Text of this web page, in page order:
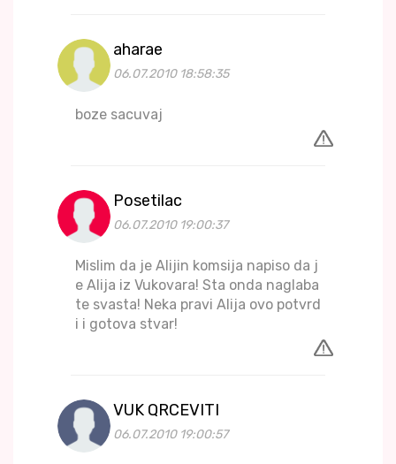
aharae
06.07.2010 18:58:35
boze sacuvaj
Posetilac
06.07.2010 19:00:37
Mislim da je Alijin komsija napiso da j
e Alija iz Vukovara! Sta onda naglaba
te svasta! Neka pravi Alija ovo potvrd
i i gotova stvar!
VUK QRCEVITI
06.07.2010 19:00:57